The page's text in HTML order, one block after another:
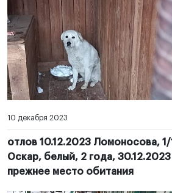
10 декабря 2023
отлов 10.12.2023 Ломоносова, 1/
Оскар, белый, 2 года, 30.12.2023
прежнее место обитания